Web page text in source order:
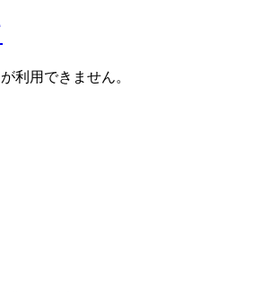
利用できません。